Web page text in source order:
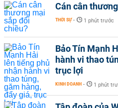
Cán cân
THỜI SỰ - 1 phút trước
Bảo Tín Mạnh
hành vi thao
trục lợi
KINH DOANH - 1 phút